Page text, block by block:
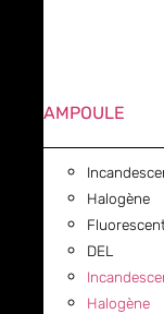
AMPOULE
Halogène
DEL
Halogène